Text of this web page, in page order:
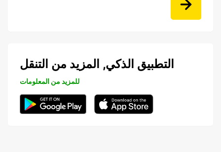
التطبيق الذكي, المزيد من التنقل
للمزيد من المعلومات